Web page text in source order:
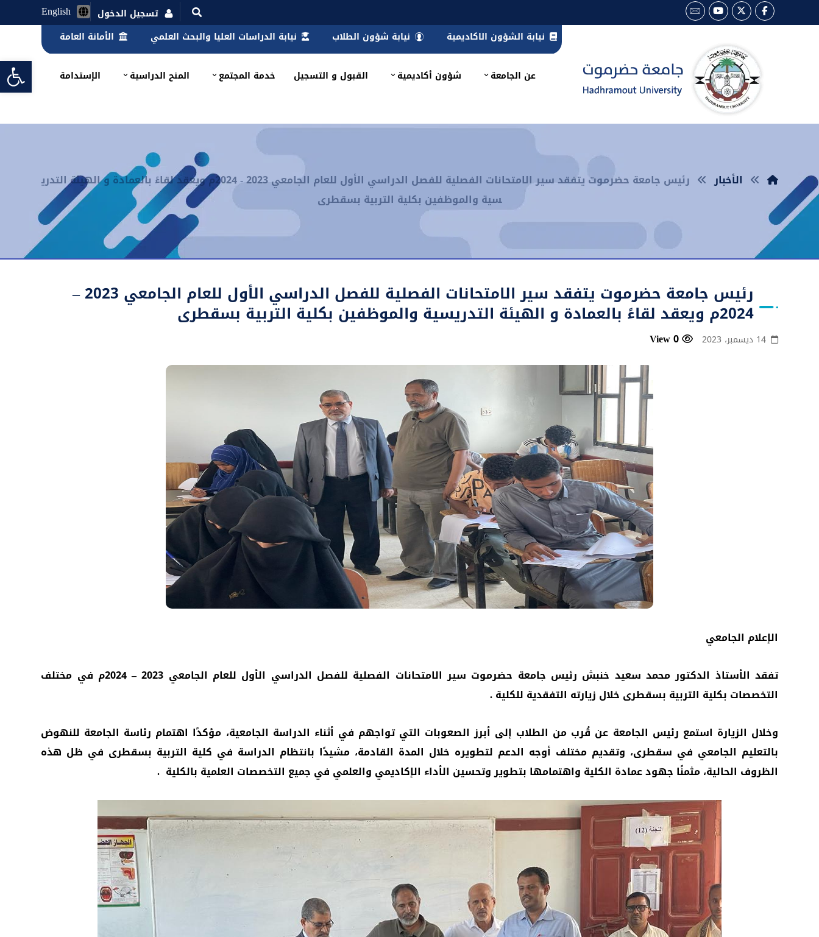
English
تسجيل الدخول
نيابة الشؤون الاكاديمية
نيابة شؤون الطلاب نيابة الدراسات العليا والبحث العلمي الأمانة العامة
عن الجامعة شؤون أكاديمية القبول و التسجيل خدمة المجتمع المنح الدراسية الإستدامة
الأخبار
رئيس جامعة حضرموت يتفقد سير الامتحانات الفصلية للفصل الدراسي الأول للعام الجامعي 2023 - 2024م ويعقد لقاءً بالعمادة و الهيئة التدري
سية والموظفين بكلية التربية بسقطرى
رئيس جامعة حضرموت يتفقد سير الامتحانات الفصلية للفصل الدراسي الأول للعام الجامعي 2023 –
2024م ويعقد لقاءً بالعمادة و الهيئة التدريسية والموظفين بكلية التربية بسقطرى
14 ديسمبر، 2023 0 View
الإعلام الجامعي
تفقد الأستاذ الدكتور محمد سعيد خنبش رئيس جامعة حضرموت سير الامتحانات الفصلية للفصل الدراسي الأول للعام الجامعي 2023 – 2024م في مختلف
التخصصات بكلية التربية بسقطرى خلال زيارته التفقدية للكلية .
وخلال الزيارة استمع رئيس الجامعة عن قُرب من الطلاب إلى أبرز الصعوبات التي تواجهم في أثناء الدراسة الجامعية، مؤكدًا اهتمام رئاسة الجامعة للنهوض
بالتعليم الجامعي في سقطرى، وتقديم مختلف أوجه الدعم لتطويره خلال المدة القادمة، مشيدًا بانتظام الدراسة في كلية التربية بسقطرى في ظل هذه
الظروف الحالية، مثمنًا جهود عمادة الكلية واهتمامها بتطوير وتحسين الأداء الإكاديمي والعلمي في جميع التخصصات العلمية بالكلية .